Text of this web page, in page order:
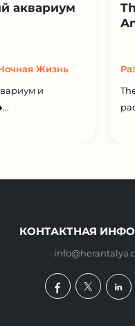
аквариум
Жизнь
и
КОНТАКТНАЯ